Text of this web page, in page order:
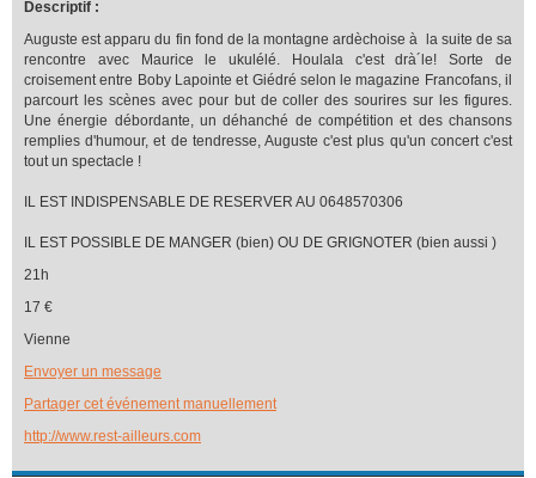
Descriptif :
Auguste est apparu du fin fond de la montagne ardèchoise à la suite de sa
rencontre avec Maurice le ukulélé. Houlala c'est drà´le! Sorte de
croisement entre Boby Lapointe et Giédré selon le magazine Francofans, il
parcourt les scènes avec pour but de coller des sourires sur les figures.
Une énergie débordante, un déhanché de compétition et des chansons
remplies d'humour, et de tendresse, Auguste c'est plus qu'un concert c'est
tout un spectacle !
IL EST INDISPENSABLE DE RESERVER AU 0648570306
IL EST POSSIBLE DE MANGER (bien) OU DE GRIGNOTER (bien aussi )
21h
17 €
Vienne
Envoyer un message
Partager cet événement manuellement
http://www.rest-ailleurs.com